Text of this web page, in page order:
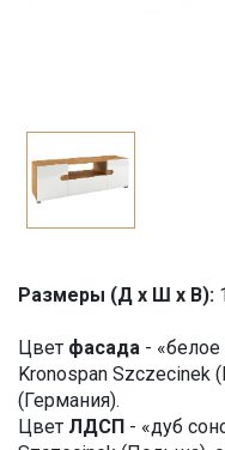
Размеры (Д x Ш x В):
Цвет фасада -
Kronospan
(Германия).
Цвет ЛДСП - «дуб